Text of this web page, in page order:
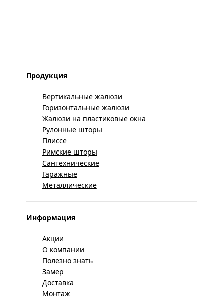
Продукция
Вертикальные жалюзи
Горизонтальные жалюзи
Жалюзи на пластиковые окна
Рулонные шторы
Плиссе
Римские шторы
Сантехнические
Гаражные
Металлические
Информация
Акции
О компании
Полезно знать
Замер
Доставка
Монтаж